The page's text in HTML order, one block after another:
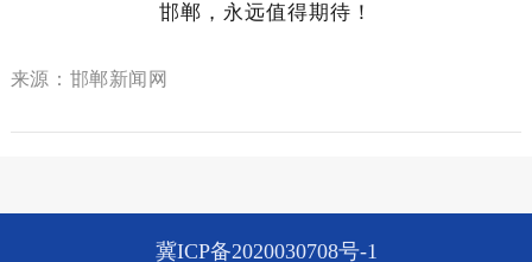
邯郸，永远值得期待！
来源：邯郸新闻网
冀ICP备2020030708号-1